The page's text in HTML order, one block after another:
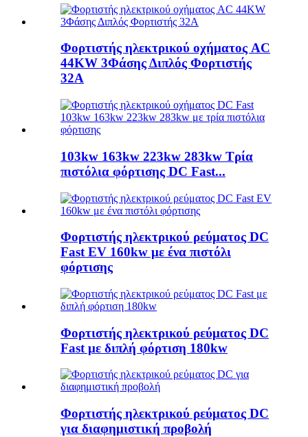
Φορτιστής ηλεκτρικού οχήματος AC
44KW 3Φάσης Διπλός Φορτιστής
32A
103kw 163kw 223kw 283kw Τρία
πιστόλια φόρτισης DC Fast...
Φορτιστής ηλεκτρικού ρεύματος DC
Fast EV 160kw με ένα πιστόλι
φόρτισης
Φορτιστής ηλεκτρικού ρεύματος DC
Fast με διπλή φόρτιση 180kw
Φορτιστής ηλεκτρικού ρεύματος DC
για διαφημιστική προβολή